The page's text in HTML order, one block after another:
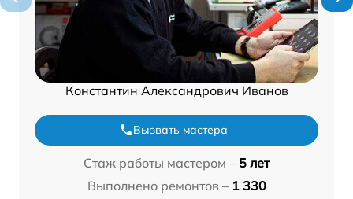
Константин Александрович Иванов
Вызвать мастера
Стаж работы мастером – 5 лет
Выполнено ремонтов – 1 330